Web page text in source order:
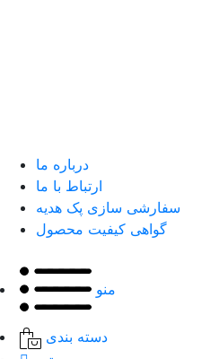
درباره ما
ارتباط با ما
سفارشی سازی پک هدیه
گواهی کیفیت محصول
منو
دسته بندی